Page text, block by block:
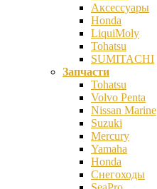
Аксессуары
Honda
LiquiMoly
Tohatsu
SUMITACHI
Запчасти
Tohatsu
Volvo Penta
Nissan Marine
Suzuki
Mercury
Yamaha
Honda
Снегоходы